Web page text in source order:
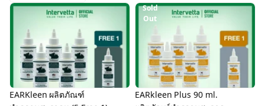
EARKleen ผลิตภัณฑ์
Sold
Out
EARkleen Plus 90 ml.